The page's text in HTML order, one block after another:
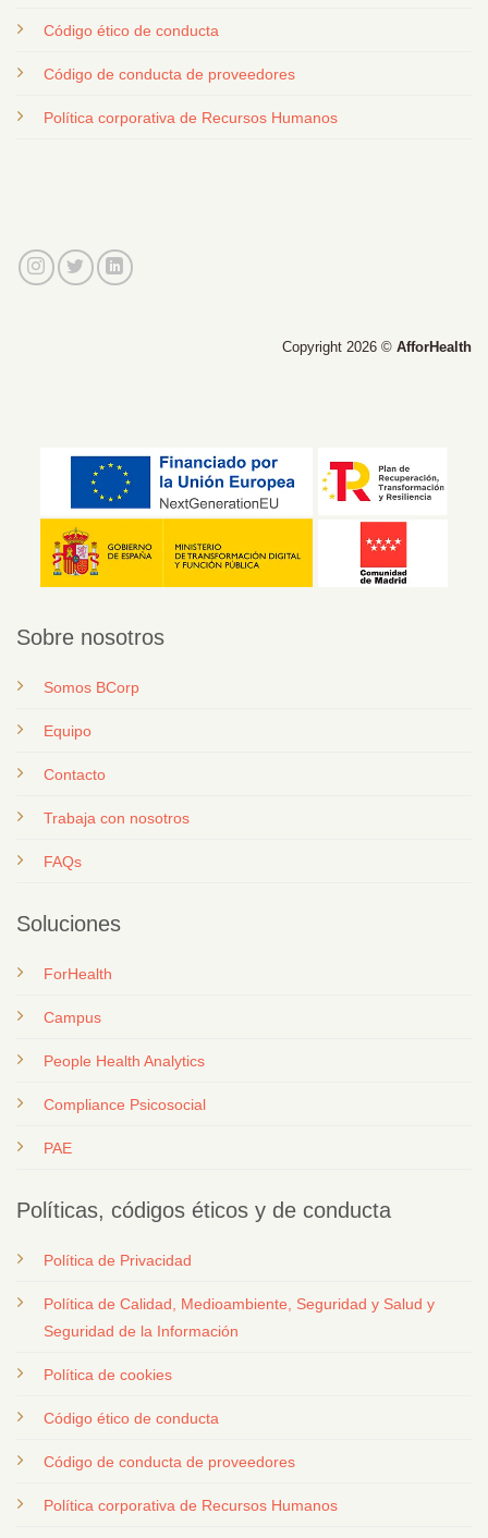
Código ético de conducta
Código de conducta de proveedores
Política corporativa de Recursos Humanos
Copyright 2026 © AfforHealth
Sobre nosotros
Somos BCorp
Equipo
Contacto
Trabaja con nosotros
FAQs
Soluciones
ForHealth
Campus
People Health Analytics
Compliance Psicosocial
PAE
Políticas, códigos éticos y de conducta
Política de Privacidad
Política de Calidad, Medioambiente, Seguridad y Salud y
Seguridad de la Información
Política de cookies
Código ético de conducta
Código de conducta de proveedores
Política corporativa de Recursos Humanos